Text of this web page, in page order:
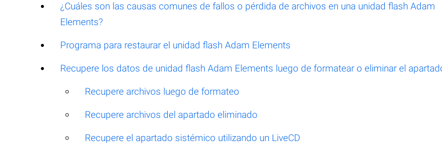
¿Cuáles son las causas comunes de fallos o pérdida de archivos en una unidad flash Adam
Elements?
Programa para restaurar el unidad flash Adam Elements
Recupere los datos de unidad flash Adam Elements luego de formatear o eliminar el
Recupere archivos luego de formateo
Recupere archivos del apartado eliminado
Recupere el apartado sistémico utilizando un LiveCD